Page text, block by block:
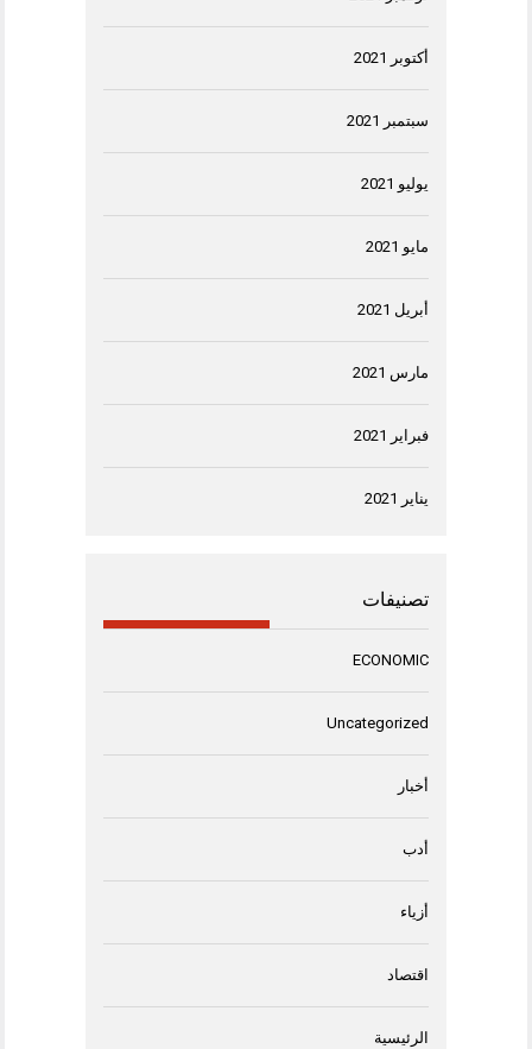
أكتوبر 2021
سبتمبر 2021
يوليو 2021
مايو 2021
أبريل 2021
مارس 2021
فبراير 2021
يناير 2021
تصنيفات
ECONOMIC
Uncategorized
أخبار
أدب
أزياء
اقتصاد
الرئيسية